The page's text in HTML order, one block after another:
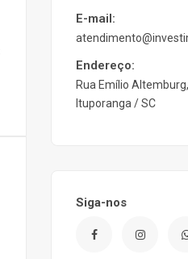
E-mail:
Endereço:
Rua Emílio
Ituporanga / SC
Siga-nos